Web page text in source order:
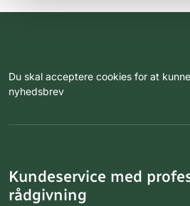
Du skal acceptere cookies for at
nyhedsbrev
Kundeservice med
rådgivning